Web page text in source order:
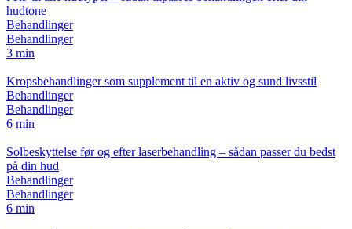
hudtone
Behandlinger
Behandlinger
3 min
Kropsbehandlinger som supplement til en aktiv og sund livsstil
Behandlinger
Behandlinger
6 min
Solbeskyttelse før og efter laserbehandling – sådan passer du bedst
på din hud
Behandlinger
Behandlinger
6 min